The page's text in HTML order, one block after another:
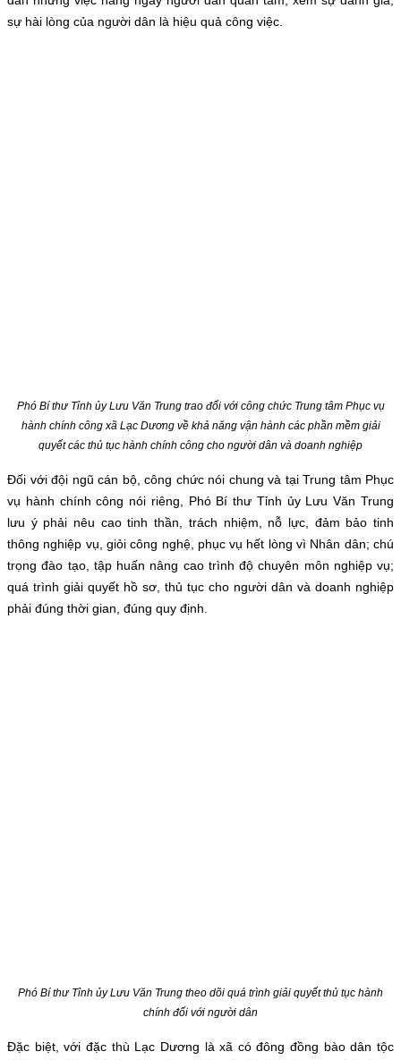
sự hài lòng của người dân là hiệu quả công việc.
Phó Bí thư Tỉnh ủy Lưu Văn Trung trao đổi với công chức Trung tâm Phục vụ
hành chính công xã Lạc Dương về khả năng vận hành các phần mềm giải
quyết các thủ tục hành chính công cho người dân và doanh nghiệp
Đối với đội ngũ cán bộ, công chức nói chung và tại Trung tâm Phục
vụ hành chính công nói riêng, Phó Bí thư Tỉnh ủy Lưu Văn Trung
lưu ý phải nêu cao tinh thần, trách nhiệm, nỗ lực, đảm bảo tinh
thông nghiệp vụ, giỏi công nghệ, phục vụ hết lòng vì Nhân dân; chú
trọng đào tạo, tập huấn nâng cao trình độ chuyên môn nghiệp vụ;
quá trình giải quyết hồ sơ, thủ tục cho người dân và doanh nghiệp
phải đúng thời gian, đúng quy định.
Phó Bí thư Tỉnh ủy Lưu Văn Trung theo dõi quá trình giải quyết thủ tục hành
chính đối với người dân
Đặc biệt, với đặc thù Lạc Dương là xã có đông đồng bào dân tộc